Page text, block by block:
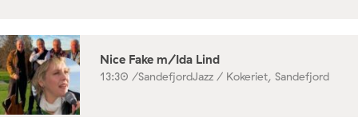
Nice Fake m/Ida Lind
13:30 /SandefjordJazz / Kokeriet, Sandefjord